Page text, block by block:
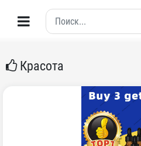
Красота